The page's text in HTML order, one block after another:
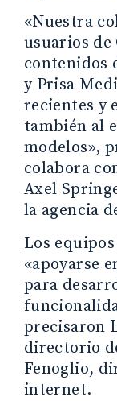
«Nuestra
usuarios de
contenidos
y Prisa
recientes y
también al
modelos»,
colabora
Axel
la agencia
Los
«apoyarse
para
precisaron
directorio
Fenoglio,
internet.